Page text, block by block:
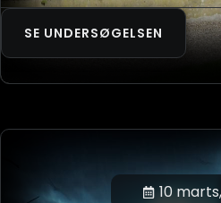
SE UNDERSØGELSEN
10